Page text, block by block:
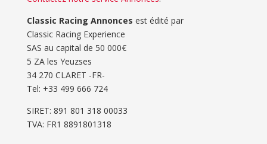
Classic Racing Annonces est édité par
Classic Racing Experience
SAS au capital de 50 000€
5 ZA les Yeuzses
34 270 CLARET -FR-
Tel: ‭+33 499 666 724‬
SIRET: 891 801 318 00033
TVA: FR1 8891801318